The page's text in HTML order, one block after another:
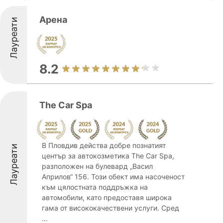
Лауреати Арена
8.2
Лауреати
The Car Spa
В Пловдив действа добре познатият
център за автокозметика The Car Spa,
разположен на булевард „Васил
Априлов“ 156. Този обект има насоченост
към цялостната поддръжка на
автомобили, като предоставя широка
гама от висококачествени услуги. Сред
...